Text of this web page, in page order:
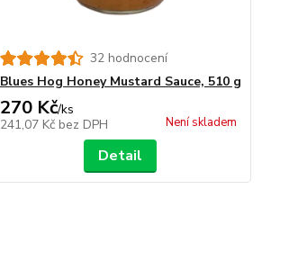
32 hodnocení
Blues Hog Honey Mustard Sauce, 510 g
270 Kč/ks
241,07 Kč bez DPH Není skladem
Detail